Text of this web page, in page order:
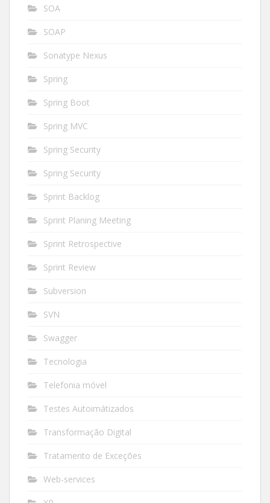
SOA
SOAP
Sonatype Nexus
Spring
Spring Boot
Spring MVC
Spring Security
Spring Security
Sprint Backlog
Sprint Planing Meeting
Sprint Retrospective
Sprint Review
Subversion
SVN
Swagger
Tecnologia
Telefonia móvel
Testes Autoimátizados
Transformação Digital
Tratamento de Exceções
Web-services